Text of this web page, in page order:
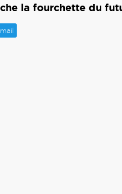
la fourchette du